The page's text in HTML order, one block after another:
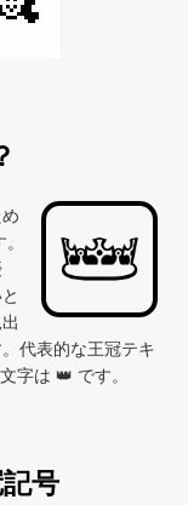
代表的な王冠テキ
は 👑 です。
号